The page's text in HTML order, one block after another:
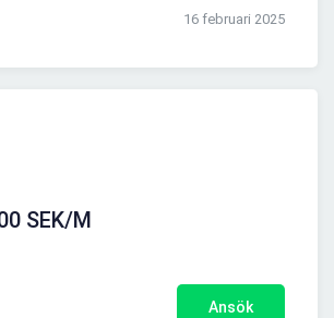
16 februari 2025
SEK/M
Ansök